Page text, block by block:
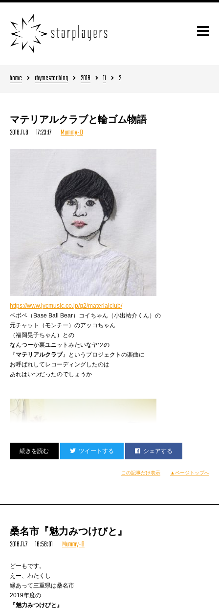
home rhymester blog 2018 11 2
マテリアルクラブと輪ゴム物語
2018.11.8 17:23:17 Mummy-D
https://www.jvcmusic.co.jp/q2/materialclub/
ベボベ（Base Ball Bear）コイちゃん（小出祐介くん）の
元チャット（モンチー）のアッコちゃん
（福岡晃子ちゃん）との
なんつーか裏ユニットみたいなヤツの
『マテリアルクラブ』というプロジェクトの楽曲に
お呼ばれしてレコーディングしたのは
あれはいつだったのでしょうか
写真を見ると
もう遠い昔のことのようです。
どうやら、『風とロック芋煮会』本番だの
『New Acoustic Camp』や
こなしつつのレコーディングであったようです。
写真は右よりコイちゃん、KANDYTOWN Ryohuくん、
わたくし。
ツイートする シェアする
この記事だけ表示 ▲ページトップへ
桑名市『魅力みつけびと』
2018.11.7 16:58:01 Mummy-D
どーもです。
えー、わたくし
縁あって三重県は桑名市
2019年度の
『魅力みつけびと』